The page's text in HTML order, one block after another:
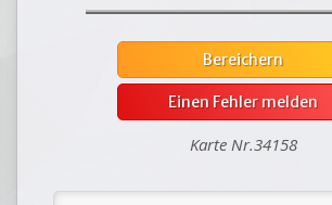
Bereichern
Einen Fehler melden
Karte Nr.34158